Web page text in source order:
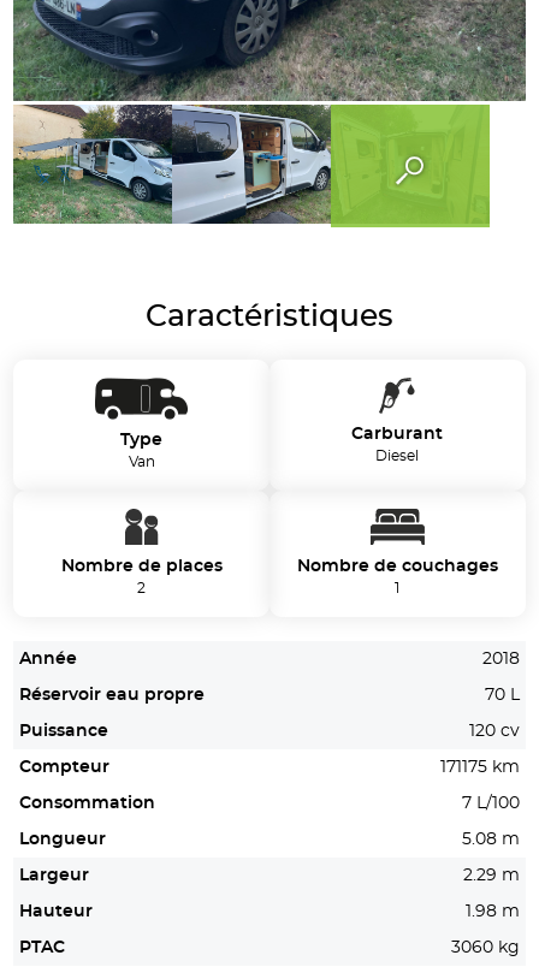
Caractéristiques
Type
Van
Carburant
Diesel
Nombre de places
2
Nombre de couchages
1
Année 2018
Réservoir eau propre 70 L
Puissance 120 cv
Compteur 171175 km
Consommation 7 L/100
Longueur 5.08 m
Largeur 2.29 m
Hauteur 1.98 m
PTAC 3060 kg